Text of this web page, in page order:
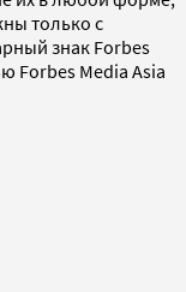
только с
знак Forbes
Forbes Media Asia